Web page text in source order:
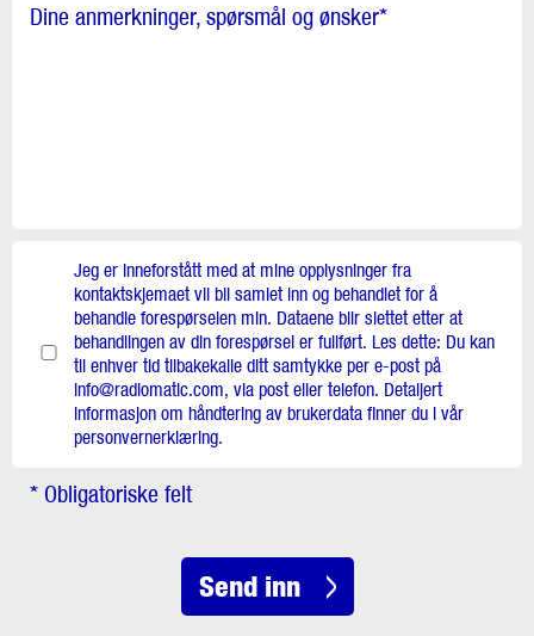
Dine anmerkninger, spørsmål og ønsker*
Jeg er inneforstått med at mine opplysninger fra
kontaktskjemaet vil bli samlet inn og behandlet for å
behandle forespørselen min. Dataene blir slettet etter at
behandlingen av din forespørsel er fullført. Les dette: Du kan
til enhver tid tilbakekalle ditt samtykke per e-post på
info@radiomatic.com, via post eller telefon. Detaljert
informasjon om håndtering av brukerdata finner du i vår
personvernerklæring.
* Obligatoriske felt
Send inn